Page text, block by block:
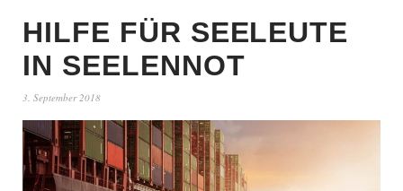
HILFE FÜR SEELEUTE
IN SEELENNOT
3. September 2018